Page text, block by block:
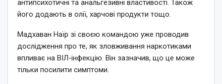
антипсихотичні та анальгезивні властивості. Також
його додають в олії, харчові продукти тощо.
Мадхаван Наїр зі своєю командою уже проводив
дослідження про те, як зловживання наркотиками
впливає на ВІЛ-інфекцію. Він зазначив, що це може
тільки посилити симптоми.